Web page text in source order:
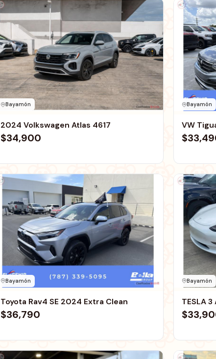
Bayamón
2024 Volkswagen Atlas 4617
$34,900
Bayamón
VW
Bayamón
Toyota Rav4 SE 2024 Extra Clean
$36,790
Bayamón
TESLA 3